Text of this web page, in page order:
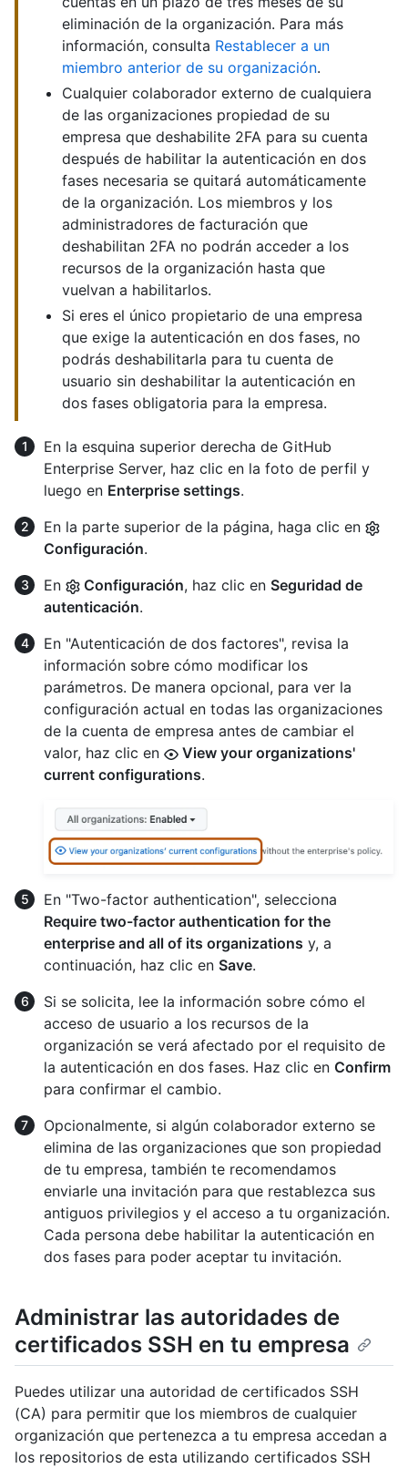
eliminación de la organización. Para más
información, consulta Restablecer a un
miembro anterior de su organización.
Cualquier colaborador externo de cualquiera
de las organizaciones propiedad de su
empresa que deshabilite 2FA para su cuenta
después de habilitar la autenticación en dos
fases necesaria se quitará automáticamente
de la organización. Los miembros y los
administradores de facturación que
deshabilitan 2FA no podrán acceder a los
recursos de la organización hasta que
vuelvan a habilitarlos.
Si eres el único propietario de una empresa
que exige la autenticación en dos fases, no
podrás deshabilitarla para tu cuenta de
usuario sin deshabilitar la autenticación en
dos fases obligatoria para la empresa.
En la esquina superior derecha de GitHub
Enterprise Server, haz clic en la foto de perfil y
luego en Enterprise settings.
En la parte superior de la página, haga clic en
Configuración.
En
Configuración, haz clic en Seguridad de
autenticación.
En "Autenticación de dos factores", revisa la
información sobre cómo modificar los
parámetros. De manera opcional, para ver la
configuración actual en todas las organizaciones
de la cuenta de empresa antes de cambiar el
valor, haz clic en
View your organizations'
current configurations.
En "Two-factor authentication", selecciona
Require two-factor authentication for the
enterprise and all of its organizations y, a
continuación, haz clic en Save.
Si se solicita, lee la información sobre cómo el
acceso de usuario a los recursos de la
organización se verá afectado por el requisito de
la autenticación en dos fases. Haz clic en Confirm
para confirmar el cambio.
Opcionalmente, si algún colaborador externo se
elimina de las organizaciones que son propiedad
de tu empresa, también te recomendamos
enviarle una invitación para que restablezca sus
antiguos privilegios y el acceso a tu organización.
Cada persona debe habilitar la autenticación en
dos fases para poder aceptar tu invitación.
Administrar las autoridades de
certificados SSH en tu empresa
Puedes utilizar una autoridad de certificados SSH
(CA) para permitir que los miembros de cualquier
organización que pertenezca a tu empresa accedan a
los repositorios de esta utilizando certificados SSH